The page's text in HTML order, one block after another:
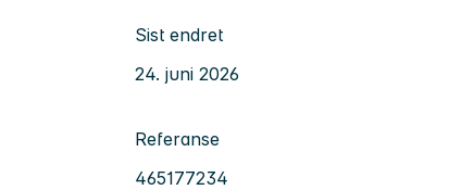
Sist endret
24. juni 2026
Referanse
465177234